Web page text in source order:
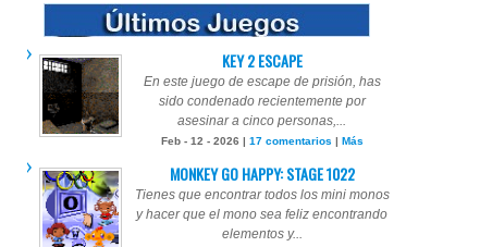
KEY 2 ESCAPE
En este juego de escape de prisión, has
sido condenado recientemente por
asesinar a cinco personas,...
Feb - 12 - 2026 | 17 comentarios | Más
MONKEY GO HAPPY: STAGE 1022
Tienes que encontrar todos los mini monos
y hacer que el mono sea feliz encontrando
elementos y...